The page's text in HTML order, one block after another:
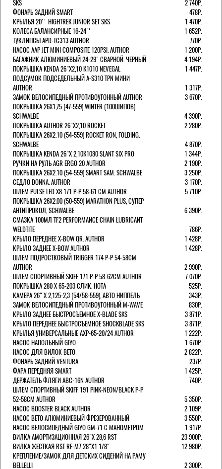
SKS
2 740Р.
ФОНАРЬ ЗАДНИЙ SMART
478Р.
КРЫЛЬЯ 20'' HIGHTREK JUNIOR SET SKS
1 470Р.
КОЛЕСА БАЛАНСИРНЫЕ 16-24''
1 652Р.
ТУКЛИПСЫ APD-TC313 AUTHOR
770Р.
НАСОС AAP JET MINI COMPOSITE 120PSI. AUTHOR
1 200Р.
БАГАЖНИК АЛЮМИНИЕВЫЙ 24-29" СВАРНОЙ. ЧЕРНЫЙ
4 194Р.
ПОКРЫШКА KENDA 26"Х2,10 K1010 NEVEGAL
1 447Р.
ПОДСУМОК ПОДСЕДЕЛЬНЫЙ A-S310 TPN МИНИ
AUTHOR
1 317Р.
ЗАМОК ВЕЛОСИПЕДНЫЙ ПРОТИВОУГОННЫЙ AUTHOR
3 670Р.
ПОКРЫШКА 26X1,75 (47-559) WINTER (100ШИПОВ).
SCHWALBE
4 390Р.
ПОКРЫШКА AUTHOR 26"Х2,10 ROCKET
2 280Р.
ПОКРЫШКА 26X2.10 (54-559) ROCKET RON, FOLDING.
SCHWALBE
4 870Р.
ПОКРЫШКА KENDA 26"Х 2,10K1080 SLANT SIX PRO
1 344Р.
РУЧКИ НА РУЛЬ AGR ERGO 20 AUTHOR
2 190Р.
ПОКРЫШКА 26X2.10 (54-559) SMART SAM. SCHWALBE
3 250Р.
СЕДЛО DONNA. AUTHOR
3 170Р.
ШЛЕМ PULSE LED X8 171 Р-Р 58-61 СМ AUTHOR
5 710Р.
ПОКРЫШКА 26X2.00 (50-559) MARATHON PLUS, СУПЕР
АНТИПРОКОЛ, SCHWALBE
6 390Р.
СМАЗКА 100МЛ TF2 PERFORMANCE CHAIN LUBRICANT
WELDTITE
786Р.
КРЫЛО ПЕРЕДНЕЕ X-BOW QR. AUTHOR
1 428Р.
КРЫЛО ЗАДНЕЕ X-BOW AUTHOR
1 428Р.
ШЛЕМ ПОДРОСТКОВЫЙ TRIGGER 174 Р-Р 54-58СМ
AUTHOR
2 990Р.
ШЛЕМ СПОРТИВНЫЙ SKIFF 171 Р-Р 58-62СМ AUTHOR
7 070Р.
ПОКРЫШКА 280 X 65-203 СЛИК. HOTA
525Р.
КАМЕРА 26" X 2,125-2,3 (54/58-559), АВТО НИППЕЛЬ
343Р.
ЗАМОК ВЕЛОСИПЕДНЫЙ ПРОТИВОУГОННЫЙ M-WAVE
830Р.
КРЫЛО ЗАДНЕЕ БЫСТРОСЪЕМНОЕ X-BLADE SKS
3 871Р.
КРЫЛО ПЕРЕДНЕЕ БЫСТРОСЪЕМНОЕ SHOCKBLADE SKS
3 871Р.
КРЫЛЬЯ УНИВЕРСАЛЬНЫЕ AXP-65-20/24 AUTHOR
1 222Р.
НАСОС НАПОЛЬНЫЙ GIYO
1 670Р.
НАСОС ДЛЯ ВИЛОК ВЕТО
2 822Р.
ФОНАРЬ ЗАДНИЙ VENTURA
237Р.
ФАРА ПЕРЕДНЯЯ SMART
1 425Р.
ДЕРЖАТЕЛЬ ФЛЯГИ ABC-16N AUTHOR
740Р.
ШЛЕМ СПОРТИВНЫЙ SKIFF 191 PINK-NEON/BLACK Р-Р
52-58СМ AUTHOR
5 350Р.
НАСОС BOOSTER BLACK AUTHOR
2 109Р.
НАСОС BETO АЛЮМИНИЕВЫЙ ФРЕЗЕРОВАННЫЙ
3 550Р.
НАСОС ВЕЛОСИПЕДНЫЙ GIYO GM-71 С МАНОМЕТРОМ
1 917Р.
ВИЛКА АМОРТИЗАЦИОННАЯ 26"Х 28,6 RST
23 900Р.
ВИЛКА ЖЕСТКАЯ RST RF-M7 28"Х1 1/8"
12 980Р.
КРЕПЛЕНИЕ/ЗАМОК ДЛЯ ДЕТСКИХ СИДЕНИЙ НА РАМУ
BELLELLI
2 300Р.